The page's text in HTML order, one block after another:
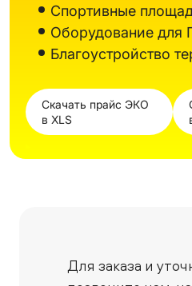
Спортивные
Оборудование для
Благоустройство
Скачать прайс ЭКО
в XLS
Для заказа и